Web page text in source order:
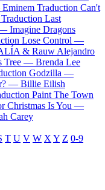
Eminem Traduction Can't
Traduction Last
— Imagine Dragons
Lose Control —
& Rauw Alejandro
Tree — Brenda Lee
Godzilla —
— Billie Eilish
Paint The Town
Christmas Is You —
Carey
T U V W X Y Z 0-9